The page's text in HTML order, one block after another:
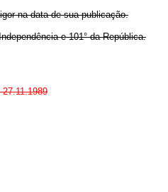
na data de sua publicação.
e 101° da República.